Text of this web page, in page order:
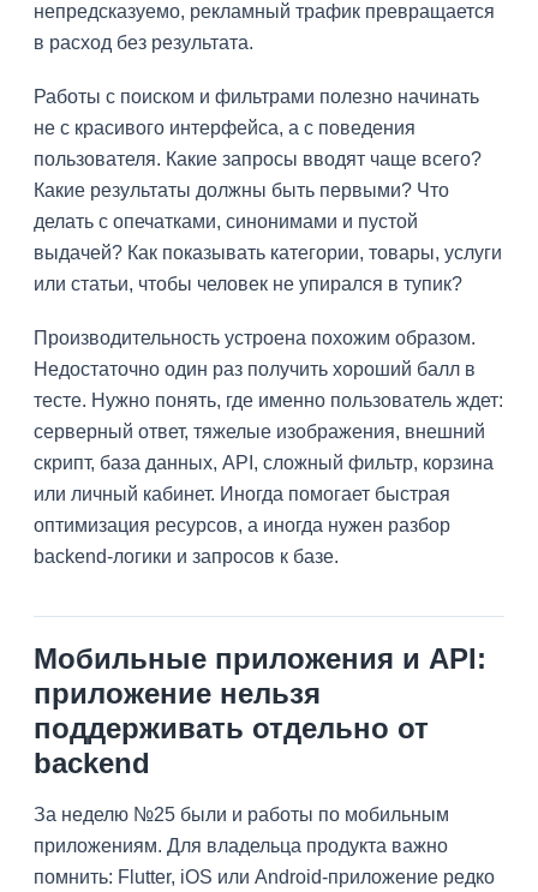
непредсказуемо, рекламный трафик превращается
в расход без результата.
Работы с поиском и фильтрами полезно начинать
не с красивого интерфейса, а с поведения
пользователя. Какие запросы вводят чаще всего?
Какие результаты должны быть первыми? Что
делать с опечатками, синонимами и пустой
выдачей? Как показывать категории, товары, услуги
или статьи, чтобы человек не упирался в тупик?
Производительность устроена похожим образом.
Недостаточно один раз получить хороший балл в
тесте. Нужно понять, где именно пользователь ждет:
серверный ответ, тяжелые изображения, внешний
скрипт, база данных, API, сложный фильтр, корзина
или личный кабинет. Иногда помогает быстрая
оптимизация ресурсов, а иногда нужен разбор
backend-логики и запросов к базе.
Мобильные приложения и API:
приложение нельзя
поддерживать отдельно от
backend
За неделю №25 были и работы по мобильным
приложениям. Для владельца продукта важно
помнить: Flutter, iOS или Android-приложение редко